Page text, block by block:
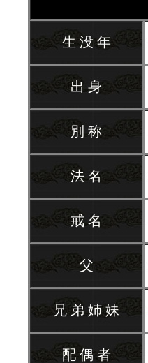
生 没 年
出 身
別 称
法 名
戒 名
父
兄 弟 姉 妹
配 偶 者